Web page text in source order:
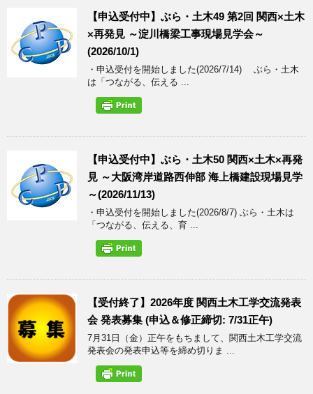
【申込受付中】ぶら・土木49 第2回 関西×土木
×再発見 ～淀川橋梁工事現場見学会～
(2026/10/1)
・申込受付を開始しました(2026/7/14) ぶら・土木
は「つながる、伝える ...
【申込受付中】ぶら・土木50 関西×土木×再発
見 ～大阪湾岸道路西伸部 海上橋建設現場見学
～(2026/11/13)
・申込受付を開始しました(2026/8/7) ぶら・土木は
「つながる、伝える、育 ...
【受付終了】2026年度 関西土木工学交流発表
会 発表募集 (申込＆修正締切: 7/31正午)
7月31日（金）正午をもちまして、関西土木工学交流
発表会の発表申込等を締め切りま ...